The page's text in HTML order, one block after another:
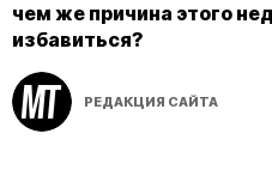
чем же причина этого
избавиться?
РЕДАКЦИЯ САЙТА